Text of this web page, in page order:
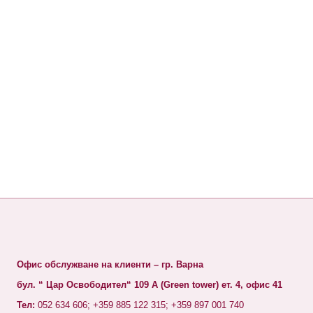
Офис обслужване на клиенти – гр. Варна
бул. “ Цар Освободител“ 109 А (Green tower) ет. 4, офис 41
Тел: 052 634 606; +359 885 122 315; +359 897 001 740